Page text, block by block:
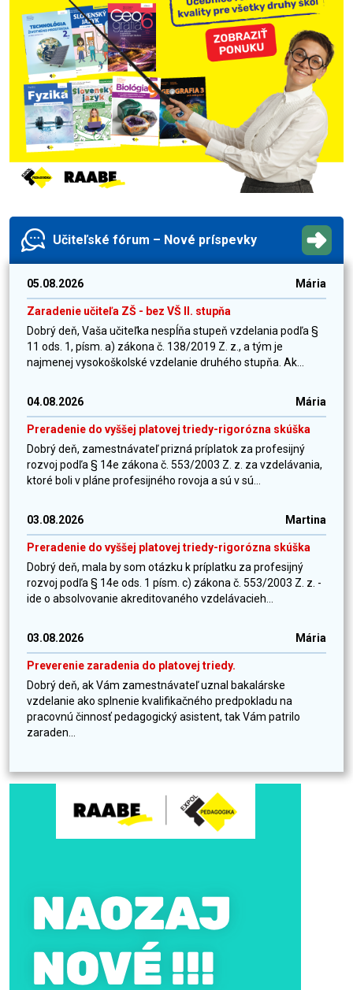
Učiteľské fórum – Nové príspevky
05.08.2026 Mária
Zaradenie učiteľa ZŠ - bez VŠ II. stupňa
Dobrý deň, Vaša učiteľka nespĺňa stupeň vzdelania podľa §
11 ods. 1, písm. a) zákona č. 138/2019 Z. z., a tým je
najmenej vysokoškolské vzdelanie druhého stupňa. Ak...
04.08.2026 Mária
Preradenie do vyššej platovej triedy-rigorózna skúška
Dobrý deň, zamestnávateľ prizná príplatok za profesijný
rozvoj podľa § 14e zákona č. 553/2003 Z. z. za vzdelávania,
ktoré boli v pláne profesijného rovoja a sú v sú...
03.08.2026 Martina
Preradenie do vyššej platovej triedy-rigorózna skúška
Dobrý deň, mala by som otázku k príplatku za profesijný
rozvoj podľa § 14e ods. 1 písm. c) zákona č. 553/2003 Z. z. -
ide o absolvovanie akreditovaného vzdelávacieh...
03.08.2026 Mária
Preverenie zaradenia do platovej triedy.
Dobrý deň, ak Vám zamestnávateľ uznal bakalárske
vzdelanie ako splnenie kvalifikačného predpokladu na
pracovnú činnosť pedagogický asistent, tak Vám patrilo
zaraden...